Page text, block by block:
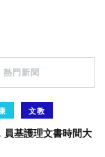
熱門新聞
文教
員基護理文書時間大